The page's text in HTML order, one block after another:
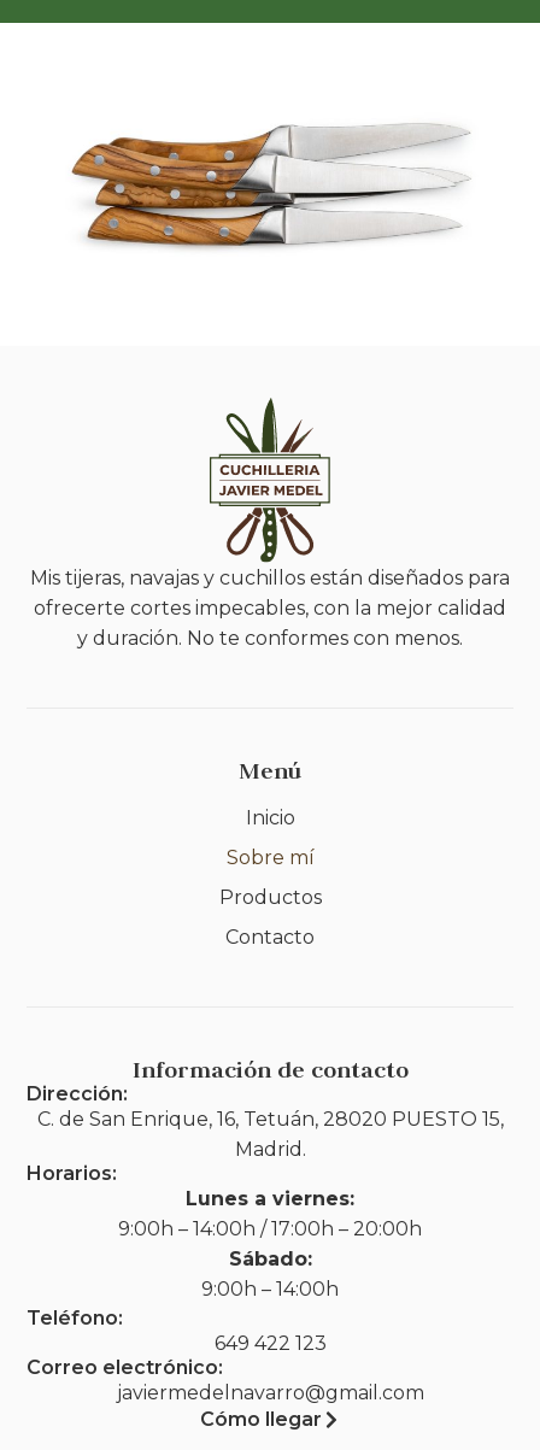
Mis tijeras, navajas y cuchillos están diseñados para
ofrecerte cortes impecables, con la mejor calidad
y duración. No te conformes con menos.
Menú
Inicio
Sobre mí
Productos
Contacto
Información de contacto
Dirección:
C. de San Enrique, 16, Tetuán, 28020 PUESTO 15,
Madrid.
Horarios:
Lunes a viernes:
9:00h – 14:00h / 17:00h – 20:00h
Sábado:
9:00h – 14:00h
Teléfono:
649 422 123
Correo electrónico:
javiermedelnavarro@gmail.com
Cómo llegar